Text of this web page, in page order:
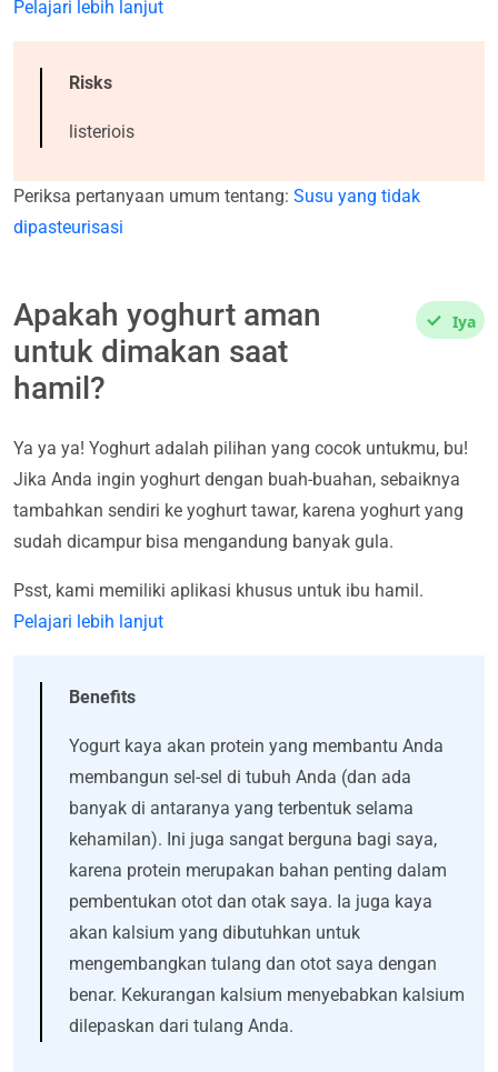
Pelajari lebih lanjut
Risks
listeriois
Periksa pertanyaan umum tentang: Susu yang tidak
dipasteurisasi
Apakah yoghurt aman
untuk dimakan saat
hamil?
Iya
Ya ya ya! Yoghurt adalah pilihan yang cocok untukmu, bu!
Jika Anda ingin yoghurt dengan buah-buahan, sebaiknya
tambahkan sendiri ke yoghurt tawar, karena yoghurt yang
sudah dicampur bisa mengandung banyak gula.
Psst, kami memiliki aplikasi khusus untuk ibu hamil.
Pelajari lebih lanjut
Benefits
Yogurt kaya akan protein yang membantu Anda
membangun sel-sel di tubuh Anda (dan ada
banyak di antaranya yang terbentuk selama
kehamilan). Ini juga sangat berguna bagi saya,
karena protein merupakan bahan penting dalam
pembentukan otot dan otak saya. Ia juga kaya
akan kalsium yang dibutuhkan untuk
mengembangkan tulang dan otot saya dengan
benar. Kekurangan kalsium menyebabkan kalsium
dilepaskan dari tulang Anda.